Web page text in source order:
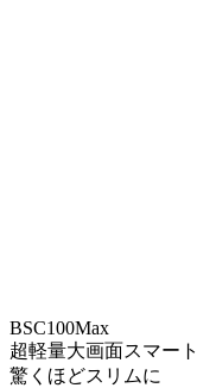
BSC100Max
超軽量大画面スマー
驚くほどスリムに